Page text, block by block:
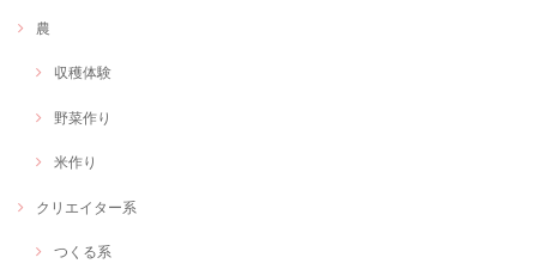
農
収穫体験
野菜作り
米作り
クリエイター系
つくる系